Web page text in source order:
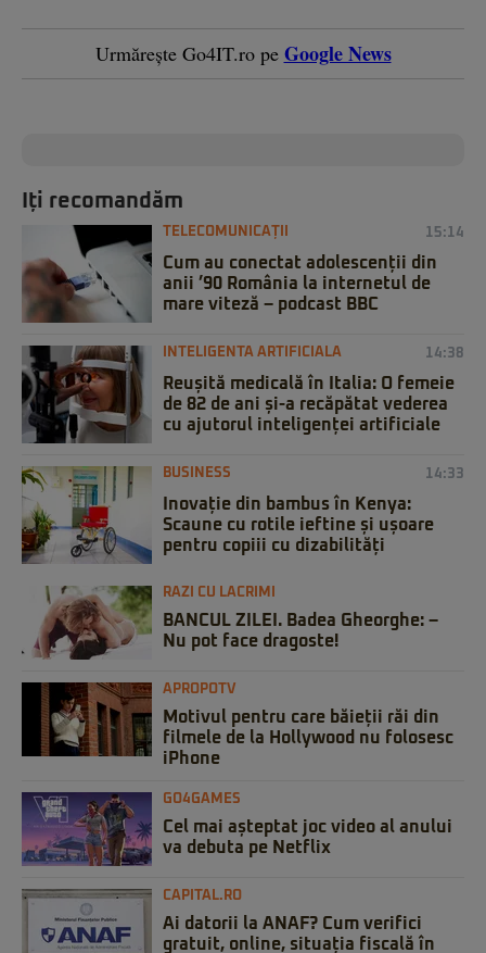
Urmărește Go4IT.ro pe Google News
Iți recomandăm
TELECOMUNICAȚII 15:14
Cum au conectat adolescenții din
anii ’90 România la internetul de
mare viteză – podcast BBC
INTELIGENTA ARTIFICIALA 14:38
Reușită medicală în Italia: O femeie
de 82 de ani și-a recăpătat vederea
cu ajutorul inteligenței artificiale
BUSINESS 14:33
Inovație din bambus în Kenya:
Scaune cu rotile ieftine și ușoare
pentru copiii cu dizabilități
RAZI CU LACRIMI
BANCUL ZILEI. Badea Gheorghe: –
Nu pot face dragoste!
APROPOTV
Motivul pentru care băieții răi din
filmele de la Hollywood nu folosesc
iPhone
GO4GAMES
Cel mai așteptat joc video al anului
va debuta pe Netflix
CAPITAL.RO
Ai datorii la ANAF? Cum verifici
gratuit, online, situația fiscală în